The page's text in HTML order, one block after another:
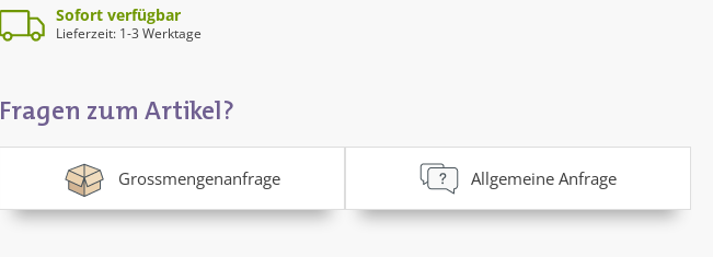
Sofort verfügbar
Lieferzeit: 1-3 Werktage
Fragen zum Artikel?
Grossmengenanfrage Allgemeine Anfrage